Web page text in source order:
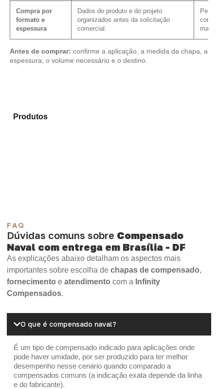
Compra por
formato e
espessura
Dados do produto e do projeto
organizados antes da solicitação
comercial.
mais
Antes de comprar: confirme a aplicação, a medida da chapa, a
espessura, o volume necessário e o destino.
Produtos
FAQ
Dúvidas comuns sobre Compensado
Naval com entrega em Brasília - DF
As explicações abaixo detalham os aspectos mais
importantes sobre escolha de chapas de compensado,
fornecimento e atendimento com a Infinity
Compensados.
O que é compensado naval?
É um tipo de compensado indicado para aplicações onde
pode haver umidade, por ser produzido para ter melhor
desempenho nesse cenário quando comparado a
compensados comuns (a indicação exata depende da linha
e do fabricante).